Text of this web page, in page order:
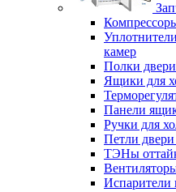
камер
Полки
Ящики для
Панели
Ручки для
Петли
ТЭНы
Испарители